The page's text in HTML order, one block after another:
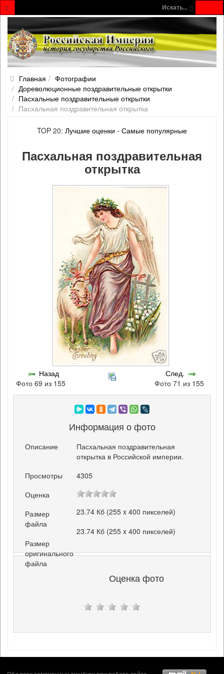
Искать...
Главная
Фотографии
Дореволюционные поздравительные открытки
Пасхальные поздравительные открытки
Пасхальная поздравительная открытка
TOP 20: Лучшие оценки - Самые популярные
Пасхальная поздравительная
открытка
Назад
Фото 69 из 155
След.
Фото 71 из 155
Информация о фото
Описание
Пасхальная поздравительная
открытка в Российской империи.
Просмотры
4305
Оценка
Размер
файла
23.74 Кб (255 x 400 пикселей)
Размер
оригинального
файла
23.74 Кб (255 x 400 пикселей)
Оценка фото